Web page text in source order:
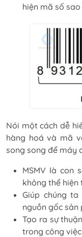
hiện mã số
Nói một cách dễ
hàng hoá và mã
song song để máy
MSMV là con
không thể hiện
Giúp chúng
nguồn gốc sản
Tạo ra sự
trong công